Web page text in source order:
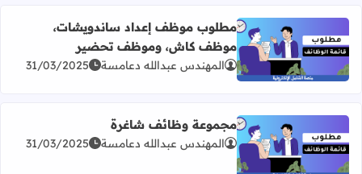
اقرأ المزيد عن مطلوب موظف إعداد ساندويشات، موظف
مطلوب موظف إعداد ساندويشات،
موظف كاش، وموظف تحضير
المهندس عبدالله دعامسة 31/03/2025
اقرأ المزيد عن مجموعة وظائف شاغرة
مجموعة وظائف شاغرة
المهندس عبدالله دعامسة 31/03/2025